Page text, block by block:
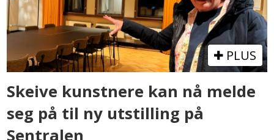
PLUS
Skeive kunstnere kan nå melde
seg på til ny utstilling på
Sentralen